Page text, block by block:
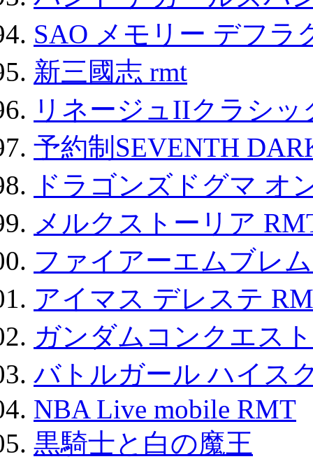
SAO メモリー デフラ
新三國志 rmt
リネージュIIクラシ
予約制SEVENTH
ドラゴンズドグマ オ
メルクストーリア
ファイアーエムブレ
アイマス デレステ
ガンダムコンクエスト
バトルガール ハイス
NBA Live mobile RMT
黒騎士と白の魔王